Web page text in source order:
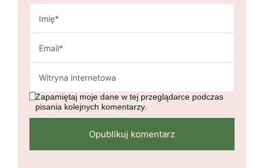
Zapamiętaj moje dane w tej przeglądarce podczas
pisania kolejnych komentarzy.